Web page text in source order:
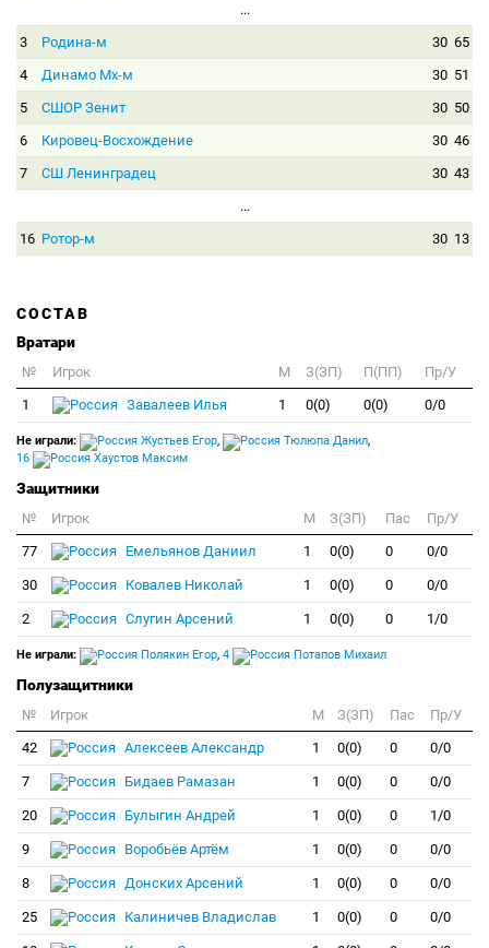
...
3
Родина-м 30 65
4
Динамо Мх-м 30 51
5
СШОР Зенит 30 50
6
Кировец-Восхождение 30 46
7
СШ Ленинградец 30 43
...
16 Ротор-м 30 13
СОСТАВ
Вратари
№ Игрок M З(ЗП) П(ПП)
Пр/У
1
Завалеев Илья 1 0(0) 0(0) 0/0
Не играли: Жустьев Егор, Тюлюпа Данил,
16
Хаустов Максим
Защитники
№ Игрок M З(ЗП) Пас
Пр/У
77
Емельянов Даниил 1 0(0) 0 0/0
30 Ковалев Николай 1 0(0) 0 0/0
2 Слугин Арсений 1 0(0) 0 1/0
Не играли: Полякин Егор, 4 Потапов Михаил
Полузащитники
№ Игрок M З(ЗП) Пас
Пр/У
42
Алексеев Александр 1 0(0) 0 0/0
7 Бидаев Рамазан 1 0(0) 0 0/0
20 Булыгин Андрей 1 0(0) 0 1/0
9 Воробьёв Артём 1 0(0) 0 0/0
8 Донских Арсений 1 0(0) 0 0/0
25 Калиничев Владислав 1 0(0) 0 0/0